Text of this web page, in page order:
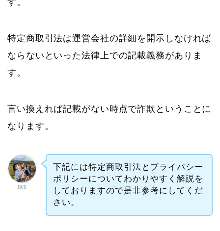
特定商取引法は運営会社の詳細を開示しなければ
ならないといった法律上での記載義務がありま
す。
言い換えれば記載がない時点で詐欺ということに
なります。
釼法
下記には特定商取引法とプライバシー
ポリシーについてわかりやすく解説を
しておりますので是非参考にしてくだ
さい。